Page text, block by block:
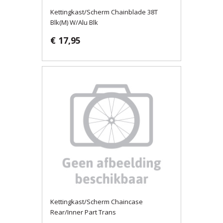
Kettingkast/Scherm Chainblade 38T
Blk(M) W/Alu Blk
€ 17,95
Kettingkast/Scherm Chaincase
Rear/Inner Part Trans